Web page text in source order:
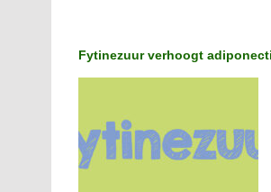
Fytinezuur verhoogt